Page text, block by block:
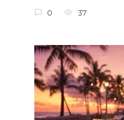
0 37